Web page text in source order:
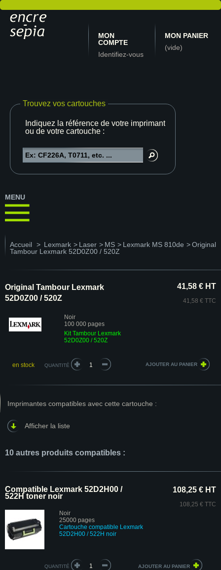
MON
COMPTE
Identifiez-vous
MON PANIER
(vide)
Trouvez vos cartouches
Indiquez la référence de votre imprimante
ou de votre cartouche :
MENU
Accueil > Lexmark > Laser > MS > Lexmark MS 810de >Original
Tambour Lexmark 52D0Z00 / 520Z
Original Tambour Lexmark
52D0Z00 / 520Z
Noir
100 000 pages
Kit Tambour Lexmark
52D0Z00 / 520Z
41,58 € HT
41,58 € TTC
en stock QUANTITÉ
Imprimantes compatibles avec cette cartouche :
Afficher la liste
10 autres produits compatibles :
Compatible Lexmark 52D2H00 /
522H toner noir
Noir
25000 pages
Cartouche compatible Lexmark
52D2H00 / 522H noir
108,25 € HT
108,25 € TTC
QUANTITÉ